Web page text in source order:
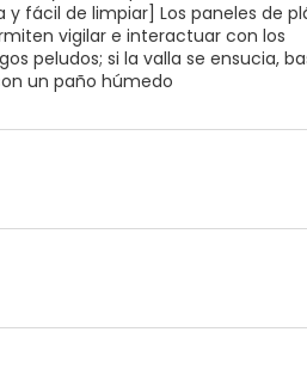
y fácil de limpiar] Los paneles de
vigilar e interactuar con los
peludos; si la valla se ensucia,
un paño húmedo